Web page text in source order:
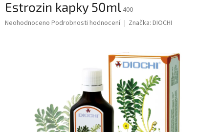
Estrozin kapky 50ml 400
Průměrné
Neohodnoceno Podrobnosti hodnocení Značka: DIOCHI